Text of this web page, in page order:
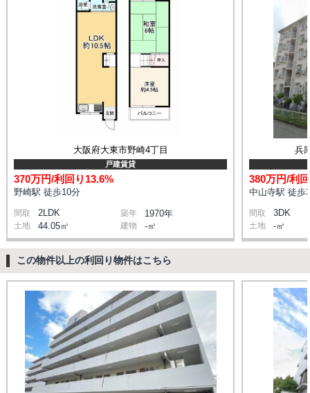
大阪府大東市野崎4丁目
戸建賃貸
370万円/利回り13.6%
野崎駅 徒歩10分
間取 2LDK 築年 1970年
土地 44.05㎡ 建物 -㎡
兵
380万円/利
中山寺駅 徒歩
間取 3DK
土地 -㎡
この物件以上の利回り物件はこちら